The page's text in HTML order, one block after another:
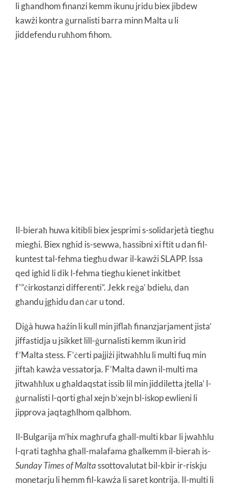
li għandhom finanzi kemm ikunu jridu biex jibdew
kawżi kontra ġurnalisti barra minn Malta u li
jiddefendu ruħħom fihom.
Il-bieraħ huwa kitibli biex jesprimi s-solidarjetà tiegħu
miegħi. Biex ngħid is-sewwa, ħassibni xi ftit u dan fil-
kuntest tal-fehma tiegħu dwar il-kawżi SLAPP. Issa
qed igħid li dik l-fehma tiegħu kienet inkitbet
f'”ċirkostanzi differenti”. Jekk reġa’ bdielu, dan
għandu jgħidu dan ċar u tond.
Diġà huwa ħażin li kull min jiflaħ finanzjarjament jista’
jiffastidja u jsikket lill-ġurnalisti kemm ikun irid
f’Malta stess. F’ċerti pajjiżi jitwaħħlu li multi fuq min
jiftaħ kawża vessatorja. F’Malta dawn il-multi ma
jitwaħħlux u għaldaqstat issib lil min jiddiletta jtella’ l-
ġurnalisti l-qorti għal xejn b’xejn bl-iskop ewlieni li
jipprova jaqtagħlhom qalbhom.
Il-Bulgarija m’hix magħrufa għall-multi kbar li jwaħħlu
l-qrati tagħha għall-malafama għalkemm il-bieraħ is-
Sunday Times of Maltassottovalutat bil-kbir ir-riskju
monetarju li hemm fil-kawża li saret kontrija. Il-multi li